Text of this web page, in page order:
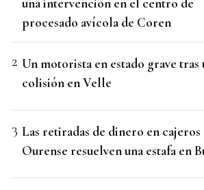
procesado avícola de Coren
Un motorista en estado grave tras
colisión en Velle
Las retiradas de dinero en cajeros
Ourense resuelven una estafa en